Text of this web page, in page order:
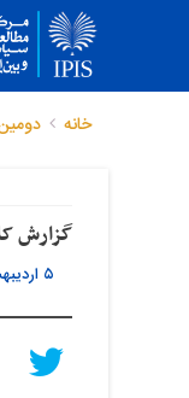
خانه
گزارش
۵ اردیبهشت ۱۴۰۰